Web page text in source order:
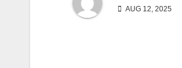
AUG 12, 2025